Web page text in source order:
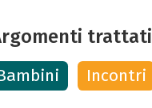
trattati
Incontri